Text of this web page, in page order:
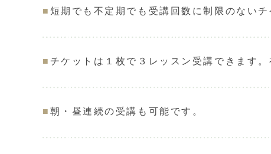
■ 短期でも不定期でも受講回数に制限のないチ
■ チケットは１枚で３レッスン受講できます。
■ 朝・昼連続の受講も可能です。